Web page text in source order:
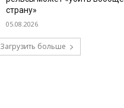
страну»
05.08.2026
Загрузить больше